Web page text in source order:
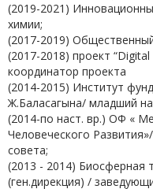
(2019-2021)
химии;
(2017-2019)
(2017-2018) проект
координатор проекта
(2014-2015) Институт
Ж.Баласагына/ младший
(2014-по наст. вр.) ОФ «
Человеческого
совета;
(2013 - 2014) Биосферная
(ген.дирекция) /